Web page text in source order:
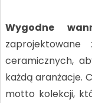
Wygodne
ceramicznych,
każdą aranżacje.
motto kolekcji,